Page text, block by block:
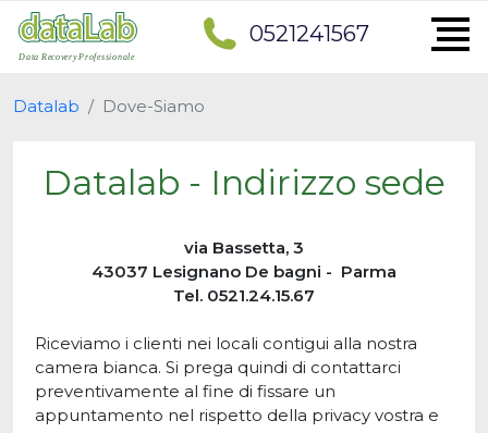
0521241567
Datalab Dove-Siamo
Datalab - Indirizzo sede
via Bassetta, 3
43037 Lesignano De bagni - Parma
Tel. 0521.24.15.67
Riceviamo i clienti nei locali contigui alla nostra
camera bianca. Si prega quindi di contattarci
preventivamente al fine di fissare un
appuntamento nel rispetto della privacy vostra e